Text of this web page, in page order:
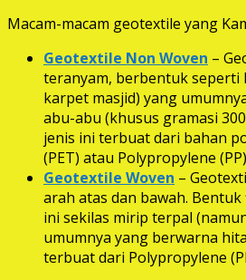
Macam-macam geotextile yang
Geotextile Non Woven –
teranyam, berbentuk seperti
karpet masjid) yang
abu-abu (khusus gramasi
jenis ini terbuat dari bahan
(PET) atau Polypropylene
Geotextile Woven –
arah atas dan bawah.
ini sekilas mirip terpal
umumnya yang berwarna
terbuat dari Polypropylene